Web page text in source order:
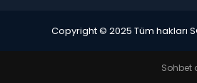
Copyright © 2025 Tüm hakları
Sohbet